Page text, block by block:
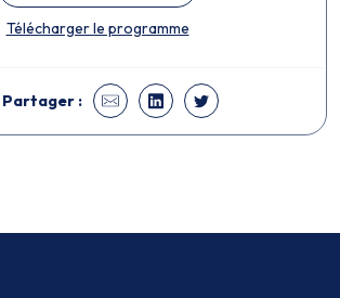
Télécharger le programme
Partager :